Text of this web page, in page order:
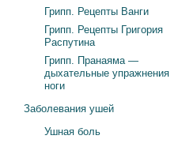
Грипп. Рецепты Ванги
Грипп. Рецепты Григория
Распутина
Грипп. Пранаяма —
дыхательные упражнения
ноги
Заболевания ушей
Ушная боль